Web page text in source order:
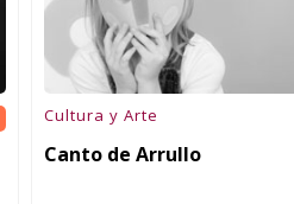
Cultura y Arte
Canto de Arrullo